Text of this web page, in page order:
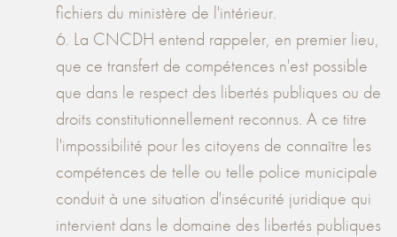
fichiers du ministère de l'intérieur.
6. La CNCDH entend rappeler, en premier lieu,
que ce transfert de compétences n'est possible
que dans le respect des libertés publiques ou de
droits constitutionnellement reconnus. A ce titre
l'impossibilité pour les citoyens de connaître les
compétences de telle ou telle police municipale
conduit à une situation d'insécurité juridique qui
intervient dans le domaine des libertés publiques